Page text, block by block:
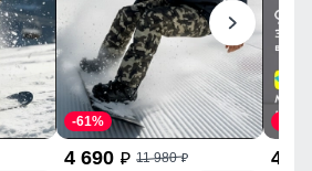
4 690 p 11 980p
-61%
4